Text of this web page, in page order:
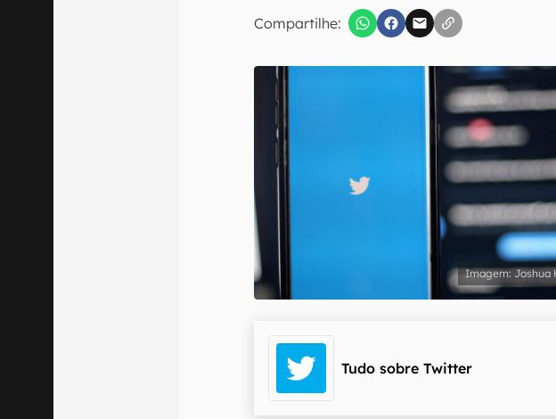
Compartilhe:
Confirmo que li, aceito e concordo com os
Joshua
Tudo sobre Twitter